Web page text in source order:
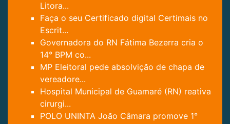
Litora...
Faça o seu Certificado digital Certimais no
Escrit...
Governadora do RN Fátima Bezerra cria o
14° BPM co...
MP Eleitoral pede absolvição de chapa de
vereadore...
Hospital Municipal de Guamaré (RN) reativa
cirurgi...
POLO UNINTA João Câmara promove 1°